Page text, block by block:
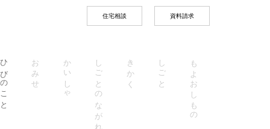
住宅相談 資料請求
もよおしもの
しごと
きかく
しごとのながれ
かいしゃ
おみせ
ひびのこと